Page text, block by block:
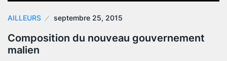
AILLEURS septembre 25, 2015
Composition du nouveau gouvernement
malien